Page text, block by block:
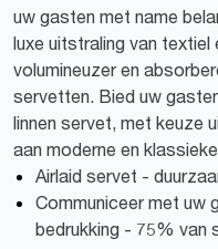
uw gasten met name
luxe uitstraling van textiel
volumineuzer en
servetten. Bied uw
linnen servet, met keuze
aan moderne en
Airlaid servet -
Communiceer met uw
bedrukking - 75% van